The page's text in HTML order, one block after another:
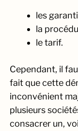
les
la
le tarif.
Cependant, il
fait que cette
inconvénient
plusieurs
consacrer un,